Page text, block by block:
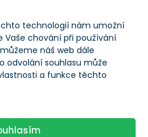
technologií nám umožní
Vaše chování při používání
náš web dále
odvolání souhlasu může
a funkce těchto
tak silný
nestojí už pouze na
široký byznys zahrnující